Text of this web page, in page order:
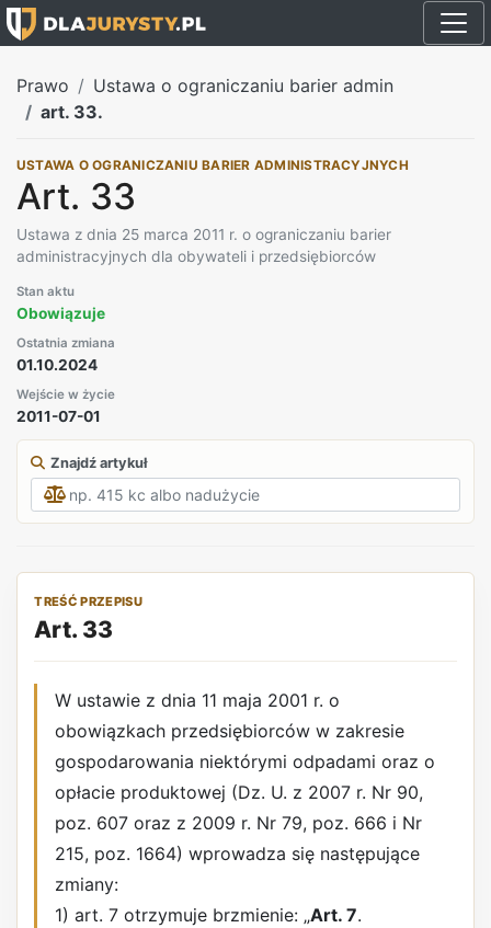
Prawo
Ustawa o ograniczaniu barier admin
art. 33.
USTAWA O OGRANICZANIU BARIER ADMINISTRACYJNYCH
Art. 33
Ustawa z dnia 25 marca 2011 r. o ograniczaniu barier
administracyjnych dla obywateli i przedsiębiorców
Stan aktu
Obowiązuje
Ostatnia zmiana
01.10.2024
Wejście w życie
2011-07-01
Znajdź artykuł
TREŚĆ PRZEPISU
Art. 33
W ustawie z dnia 11 maja 2001 r. o
obowiązkach przedsiębiorców w zakresie
gospodarowania niektórymi odpadami oraz o
opłacie produktowej (Dz. U. z 2007 r. Nr 90,
poz. 607 oraz z 2009 r. Nr 79, poz. 666 i Nr
215, poz. 1664) wprowadza się następujące
zmiany:
1) art. 7 otrzymuje brzmienie: „Art. 7.